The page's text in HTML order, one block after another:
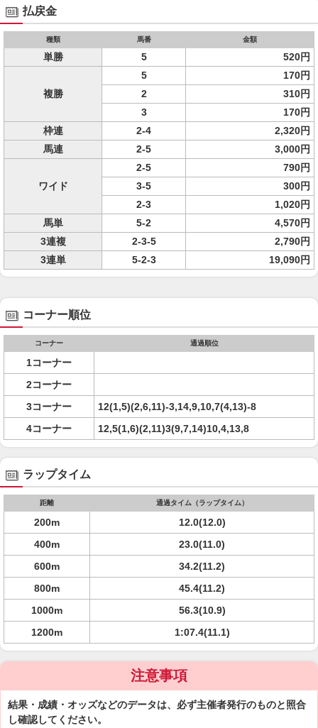
払戻金
種類 馬番 金額
単勝 5 520円
複勝
5
170円
2
310円
3
170円
枠連
2-4
2,320円
馬連
2-5 3,000円
ワイド
2-5
790円
3-5
300円
2-3
1,020円
馬単
5-2
4,570円
3連複
2-3-5
2,790円
3連単
5-2-3 19,090円
コーナー順位
コーナー 通過順位
1コーナー
2コーナー
3コーナー
12(1,5)(2,6,11)-3,14,9,10,7(4,13)-8
4コーナー
12,5(1,6)(2,11)3(9,7,14)10,4,13,8
ラップタイム
距離 通過タイム（ラップタイム）
200m
12.0(12.0)
400m
23.0(11.0)
600m
34.2(11.2)
800m
45.4(11.2)
1000m
56.3(10.9)
1200m
1:07.4(11.1)
注意事項
結果・成績・オッズなどのデータは、必ず主催者発行のものと照合
し確認してください。